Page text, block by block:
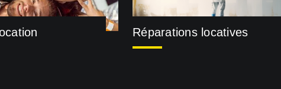
Réparations locatives